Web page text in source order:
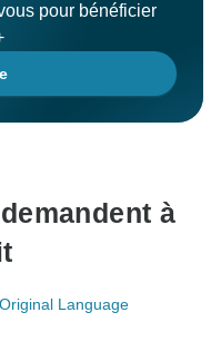
pour bénéficier
à
Language